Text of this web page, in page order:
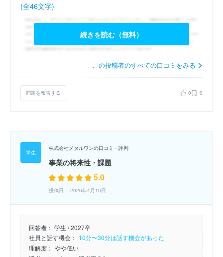
(全46文字)
続きを読む（無料）
この投稿者のすべての口コミをみる
問題を報告する 0 0
株式会社メタルワンの口コミ・評判
事業の将来性・課題
5.0
投稿日： 2026年4月10日
回答者： 学生 / 2027卒
社員と話す機会： 10分〜30分は話す機会があった
理解度： やや低い